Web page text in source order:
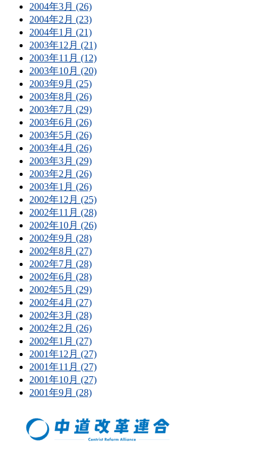
2004年3月 (26)
2004年2月 (23)
2004年1月 (21)
2003年12月 (21)
2003年11月 (12)
2003年10月 (20)
2003年9月 (25)
2003年8月 (26)
2003年7月 (29)
2003年6月 (26)
2003年5月 (26)
2003年4月 (26)
2003年3月 (29)
2003年2月 (26)
2003年1月 (26)
2002年12月 (25)
2002年11月 (28)
2002年10月 (26)
2002年9月 (28)
2002年8月 (27)
2002年7月 (28)
2002年6月 (28)
2002年5月 (29)
2002年4月 (27)
2002年3月 (28)
2002年2月 (26)
2002年1月 (27)
2001年12月 (27)
2001年11月 (27)
2001年10月 (27)
2001年9月 (28)